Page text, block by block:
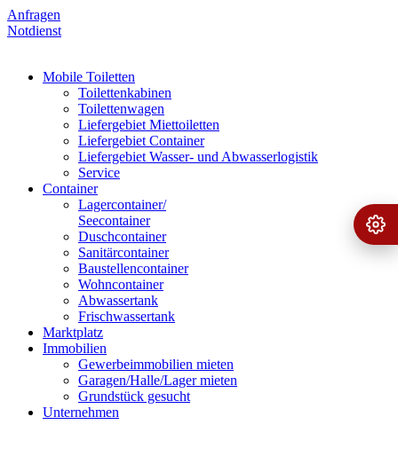
Anfragen
Notdienst
Mobile Toiletten
Toilettenkabinen
Toilettenwagen
Liefergebiet Miettoiletten
Liefergebiet Container
Liefergebiet Wasser- und Abwasserlogistik
Service
Container
Lagercontainer/
Seecontainer
Duschcontainer
Sanitärcontainer
Baustellencontainer
Wohncontainer
Abwassertank
Frischwassertank
Marktplatz
Immobilien
Gewerbeimmobilien mieten
Garagen/Halle/Lager mieten
Grundstück gesucht
Unternehmen
›